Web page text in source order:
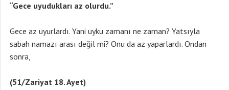
“Gece uyudukları az olurdu.”
Gece az uyurlardı. Yani uyku zamanı ne zaman? Yatsıyla
sabah namazı arası değil mi? Onu da az yaparlardı. Ondan
sonra,
(51/Zariyat 18. Ayet)